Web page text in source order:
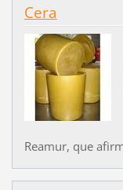
Cera
Reamur, que